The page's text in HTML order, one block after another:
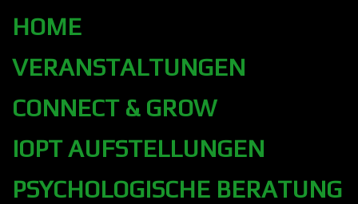
HOME
VERANSTALTUNGEN
CONNECT & GROW
IOPT AUFSTELLUNGEN
PSYCHOLOGISCHE BERATUNG